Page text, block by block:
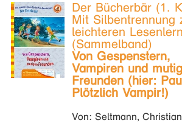
Der Bücherbär (1.
Mit Silbentrennung
leichteren
(Sammelband)
Von Gespenstern,
Vampiren und
Freunden (hier:
Plötzlich Vampir!)
Von: Seltmann, Christian